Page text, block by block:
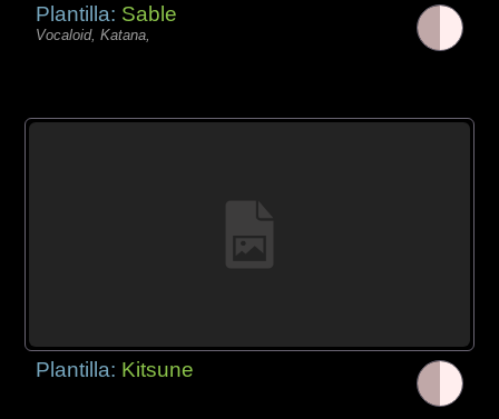
Plantilla: Sable
Vocaloid, Katana,
Plantilla: Kitsune